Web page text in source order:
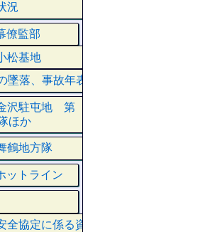
況
僚監部
松基地
墜落、事故年表
沢駐屯地 第
ほか
鶴地方隊
ットライン
協定に係る資